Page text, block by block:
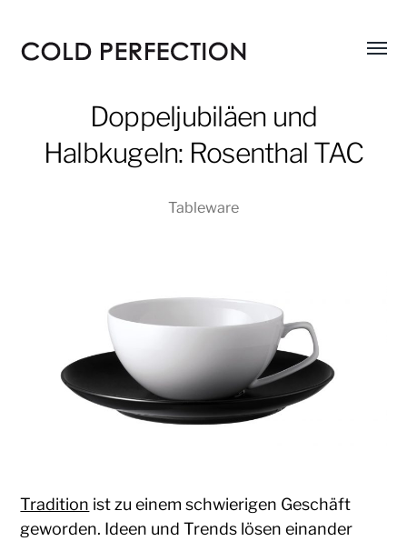
PERFECTION
Menü
Doppeljubiläen und
Halbkugeln: Rosenthal TAC
Tableware
Tradition ist zu einem schwierigen Geschäft
geworden. Ideen und Trends lösen einander